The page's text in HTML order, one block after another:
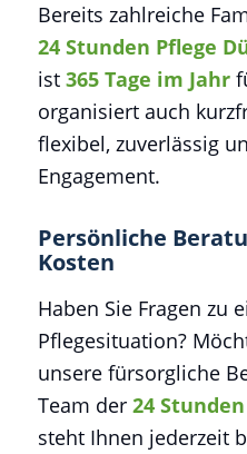
Bereits zahlreiche
24 Stunden Pflege
ist 365 Tage im Jahr
organisiert auch
flexibel, zuverlässig
Engagement.
Persönliche
Kosten
Haben Sie Fragen zu
Pflegesituation?
unsere fürsorgliche
Team der 24
steht Ihnen jederzeit